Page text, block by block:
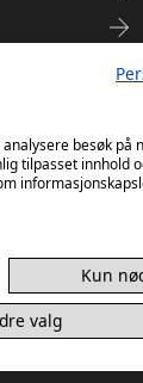
besøk på
tilpasset innhold
Kun
valg